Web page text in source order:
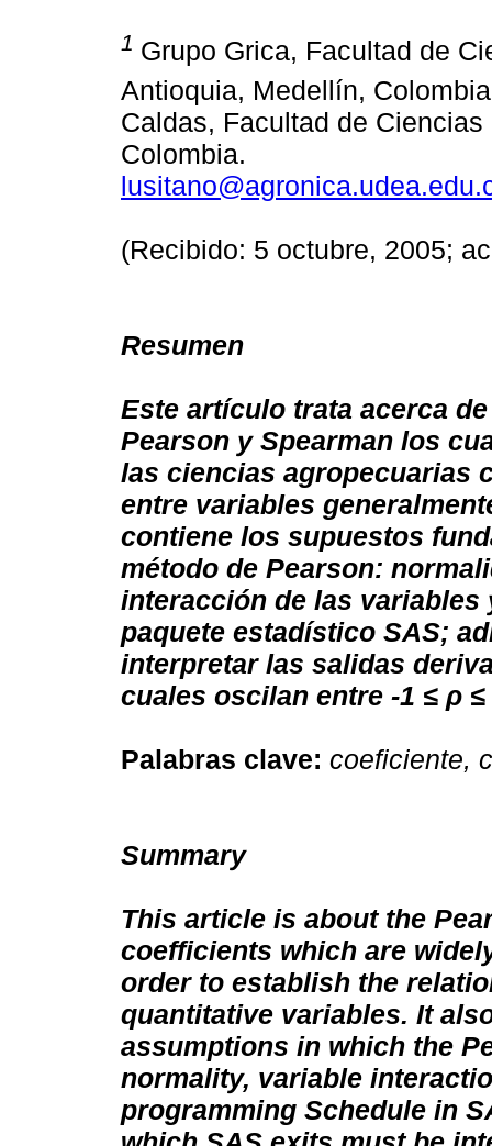
1 Grupo Grica, Facultad de
Antioquia, Medellín,
Caldas, Facultad de
Colombia.
(Recibido: 5 octubre, 2005;
Resumen
Este artículo trata acerca
Pearson y Spearman los
las ciencias agropecuarias
entre variables
contiene los supuestos
método de Pearson:
interacción de las variables
paquete estadístico SAS;
interpretar las salidas
cuales oscilan entre -1 ≤ ρ ≤
Palabras clave: coeficiente,
Summary
This article is about the
coefficients which are
order to establish the
quantitative variables. It
assumptions in which the
normality, variable
programming Schedule in